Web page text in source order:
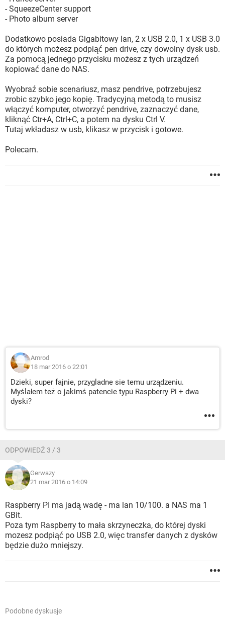
- SqueezeCenter support
- Photo album server
Dodatkowo posiada Gigabitowy lan, 2 x USB 2.0, 1 x USB 3.0
do których możesz podpiąć pen drive, czy dowolny dysk usb.
Za pomocą jednego przycisku możesz z tych urządzeń
kopiować dane do NAS.
Wyobraź sobie scenariusz, masz pendrive, potrzebujesz
zrobic szybko jego kopię. Tradycyjną metodą to musisz
włączyć komputer, otworzyć pendrive, zaznaczyć dane,
kliknąć Ctr+A, Ctrl+C, a potem na dysku Ctrl V.
Tutaj wkładasz w usb, klikasz w przycisk i gotowe.
Polecam.
Amrod
18 mar 2016 o 22:01
Dzieki, super fajnie, przygladne sie temu urządzeniu.
Myślałem też o jakimś patencie typu Raspberry Pi + dwa
dyski?
ODPOWIEDŹ 3 / 3
Gerwazy
21 mar 2016 o 14:09
Raspberry PI ma jadą wadę - ma lan 10/100. a NAS ma 1
GBit.
Poza tym Raspberry to mała skrzyneczka, do której dyski
mozesz podpiąć po USB 2.0, więc transfer danych z dysków
będzie dużo mniejszy.
Podobne dyskusje